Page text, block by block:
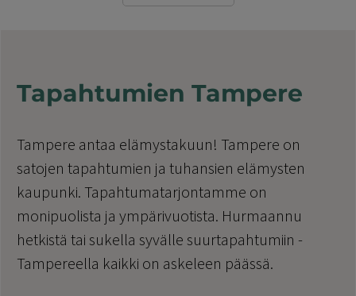
Tapahtumien Tampere
Tampere antaa elämystakuun! Tampere on
satojen tapahtumien ja tuhansien elämysten
kaupunki. Tapahtumatarjontamme on
monipuolista ja ympärivuotista. Hurmaannu
hetkistä tai sukella syvälle suurtapahtumiin -
Tampereella kaikki on askeleen päässä.